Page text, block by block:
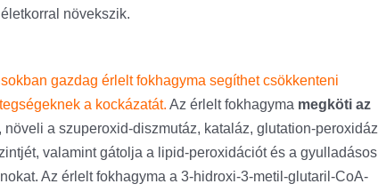
növekszik.
gazdag érlelt fokhagyma segíthet csökkenteni
a kockázatát. Az érlelt fokhagyma megköti az
, növeli a szuperoxid-diszmutáz, kataláz, glutation-peroxidáz
valamint gátolja a lipid-peroxidációt és a gyulladásos
Az érlelt fokhagyma a 3-hidroxi-3-metil-glutaril-CoA-